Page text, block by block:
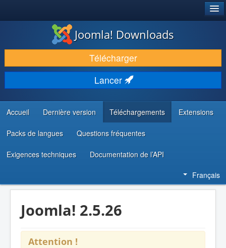
TÉLÉCHARGER & ÉTENDRE
DÉCOUVRIR & APPRENDRE
COMMUNAUTÉ & SUPPORT
RESSOURCES DÉVELOPPEURS
Joomla! Downloads
Télécharger
Lancer
Accueil Dernière version Téléchargements Extensions
Packs de langues Questions fréquentes
Exigences techniques Documentation de l’API
Français
Joomla! 2.5.26
Attention !